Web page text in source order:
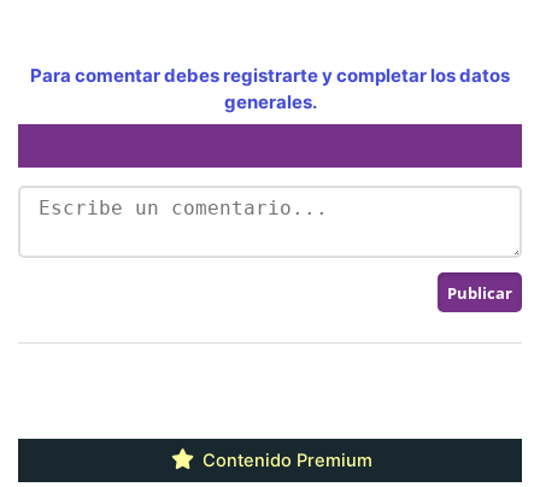
Para comentar debes registrarte y completar los datos
generales.
Contenido Premium